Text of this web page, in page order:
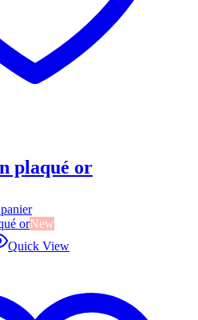
plaqué or
New
Quick View